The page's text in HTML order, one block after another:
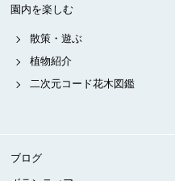
園内を楽しむ
散策・遊ぶ
植物紹介
二次元コード花木図鑑
ブログ